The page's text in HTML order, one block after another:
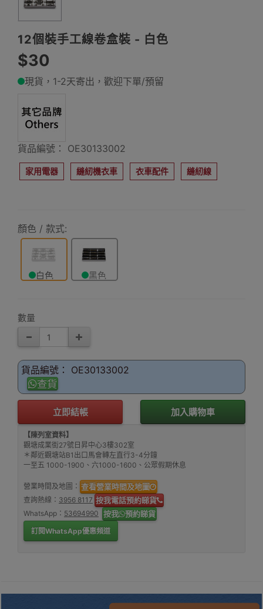
12個裝手工線卷盒裝 - 白色
$30
現貨，1-2天寄出，歡迎下單/預留
貨品編號： OE30133002
家用電器 縫紉機衣車 衣車配件 縫紉線
顏色 / 款式:
白色 黑色
數量
貨品編號： OE30133002
查貨
立即結帳 加入購物車
【陳列室資料】
觀塘成業街27號日昇中心3樓302室
＊鄰近觀塘站B1出口馬會轉左直行3-4分鐘
一至五 1000-1900、六1000-1600、公眾假期休息
營業時間及地圖： 查看營業時間及地圖
查詢熱線： 3956 8117 按我電話預約睇貨
WhatsApp： 53694990 按我 預約睇貨
訂閱WhatsApp優惠頻道